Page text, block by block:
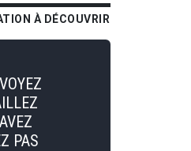
À DÉCOUVRIR
PAS